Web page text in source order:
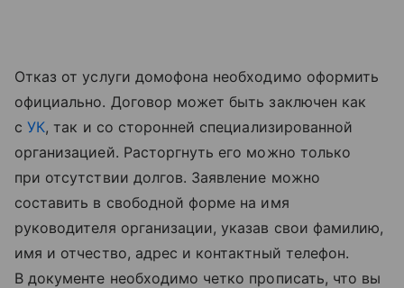
Отказ от услуги домофона необходимо оформить
официально. Договор может быть заключен как
сУК, так и со сторонней специализированной
организацией. Расторгнуть его можно только
при отсутствии долгов. Заявление можно
составить в свободной форме на имя
руководителя организации, указав свои фамилию,
имя и отчество, адрес и контактный телефон.
В документе необходимо четко прописать, что вы